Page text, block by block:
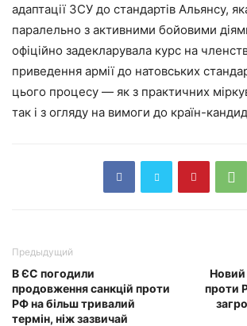
адаптації ЗСУ до стандартів Альянсу,
паралельно з активними бойовими
офіційно задекларувала курс на
приведення армії до натовських
цього процесу — як з практичних
так і з огляду на вимоги до країн-
Предыдущий
В ЄС погодили
продовження санкцій проти
РФ на більш тривалий
термін, ніж зазвичай
Новий
проти